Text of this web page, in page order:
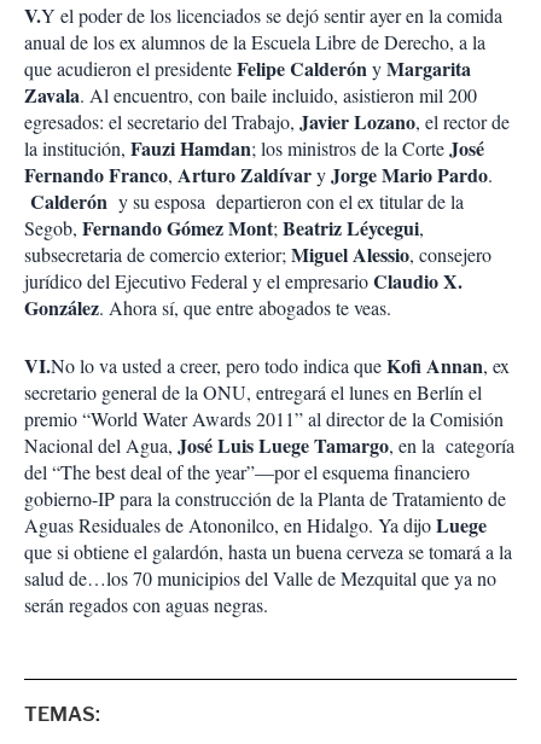
V.Y el poder de los licenciados se dejó sentir ayer en la comida
anual de los ex alumnos de la Escuela Libre de Derecho, a la
que acudieron el presidenteFelipe CalderónyMargarita
Zavala. Al encuentro, con baile incluido, asistieron mil 200
egresados: el secretario del Trabajo, Javier Lozano, el rector de
la institución, Fauzi Hamdan; los ministros de la CorteJosé
Fernando Franco, Arturo ZaldívaryJorge Mario Pardo.
Calderón y su esposa departieron con el ex titular de la
Segob, Fernando Gómez Mont; Beatriz Léycegui,
subsecretaria de comercio exterior; Miguel Alessio, consejero
jurídico del Ejecutivo Federal y el empresarioClaudio X.
González. Ahora sí, que entre abogados te veas.
VI.No lo va usted a creer, pero todo indica queKofi Annan, ex
secretario general de la ONU, entregará el lunes en Berlín el
premio “World Water Awards 2011” al director de la Comisión
Nacional del Agua, José Luis Luege Tamargo, en la categoría
del “The best deal of the year”—por el esquema financiero
gobierno-IP para la construcción de la Planta de Tratamiento de
Aguas Residuales de Atononilco, en Hidalgo. Ya dijoLuege
que si obtiene el galardón, hasta un buena cerveza se tomará a la
salud de…los 70 municipios del Valle de Mezquital que ya no
serán regados con aguas negras.
TEMAS: